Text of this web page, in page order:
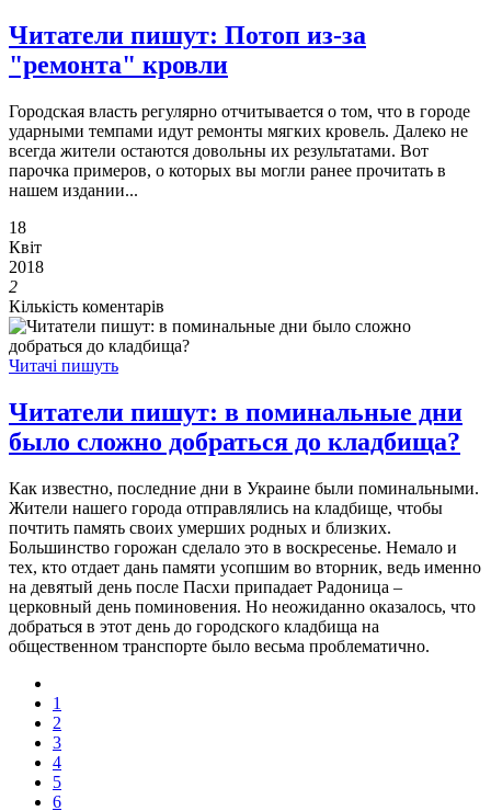
Читатели пишут: Потоп из-за
"ремонта" кровли
Городская власть регулярно отчитывается о том, что в городе
ударными темпами идут ремонты мягких кровель. Далеко не
всегда жители остаются довольны их результатами. Вот
парочка примеров, о которых вы могли ранее прочитать в
нашем издании...
18
Квіт
2018
2
Кількість коментарів
Читачі пишуть
Читатели пишут: в поминальные дни
было сложно добраться до кладбища?
Как известно, последние дни в Украине были поминальными.
Жители нашего города отправлялись на кладбище, чтобы
почтить память своих умерших родных и близких.
Большинство горожан сделало это в воскресенье. Немало и
тех, кто отдает дань памяти усопшим во вторник, ведь именно
на девятый день после Пасхи припадает Радоница –
церковный день поминовения. Но неожиданно оказалось, что
добраться в этот день до городского кладбища на
общественном транспорте было весьма проблематично.
1
2
3
4
5
6